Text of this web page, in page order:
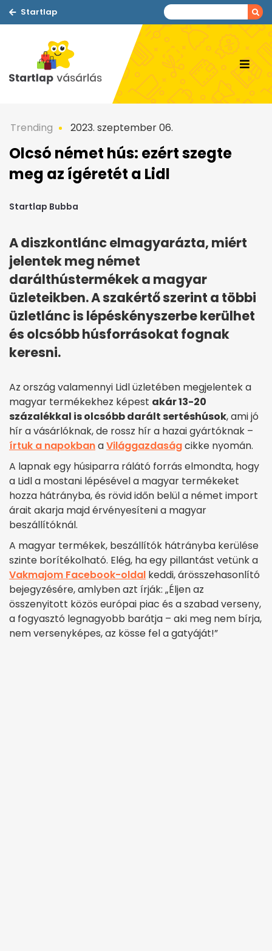
Startlap
Trending 2023. szeptember 06.
Olcsó német hús: ezért szegte
meg az ígéretét a Lidl
Startlap Bubba
A diszkontlánc elmagyarázta, miért
jelentek meg német
darálthústermékek a magyar
üzleteikben. A szakértő szerint a többi
üzletlánc is lépéskényszerbe kerülhet
és olcsóbb húsforrásokat fognak
keresni.
Az ország valamennyi Lidl üzletében megjelentek a
magyar termékekhez képest akár 13-20
százalékkal is olcsóbb darált sertéshúsok, ami jó
hír a vásárlóknak, de rossz hír a hazai gyártóknak –
írtuk a napokbanaVilággazdaságcikke nyomán.
A lapnak egy húsiparra rálátó forrás elmondta, hogy
a Lidl a mostani lépésével a magyar termékeket
hozza hátrányba, és rövid időn belül a német import
árait akarja majd érvényesíteni a magyar
beszállítóknál.
A magyar termékek, beszállítók hátrányba kerülése
szinte borítékolható. Elég, ha egy pillantást vetünk a
Vakmajom Facebook-oldal keddi, árösszehasonlító
bejegyzésére, amlyben azt írják: „Éljen az
összenyitott közös európai piac és a szabad verseny,
a fogyasztó legnagyobb barátja – aki meg nem bírja,
nem versenyképes, az kösse fel a gatyáját!”